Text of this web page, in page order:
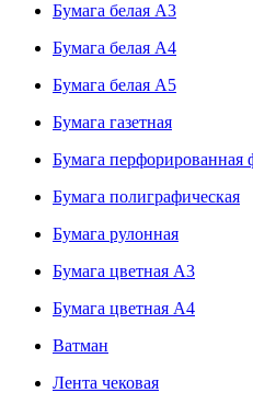
Бумага белая А3
Бумага белая А4
Бумага белая А5
Бумага газетная
Бумага перфорированная
Бумага полиграфическая
Бумага рулонная
Бумага цветная А3
Бумага цветная А4
Ватман
Лента чековая